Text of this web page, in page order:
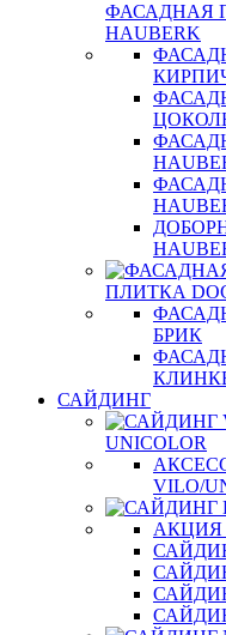
ФАСАДНАЯ
HAUBERK
ПЛИТКА
БРИК
САЙДИНГ
UNICOLOR
VILO/
АКЦИЯ